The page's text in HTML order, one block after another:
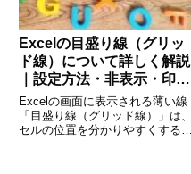
Excelの目盛り線（グリッ
ド線）について詳しく解説
｜設定方法・非表示・印
刷・色変更まで徹底解説
Excelの画面に表示される薄い線
「目盛り線（グリッド線）」は、
セルの位置を分かりやすくするた